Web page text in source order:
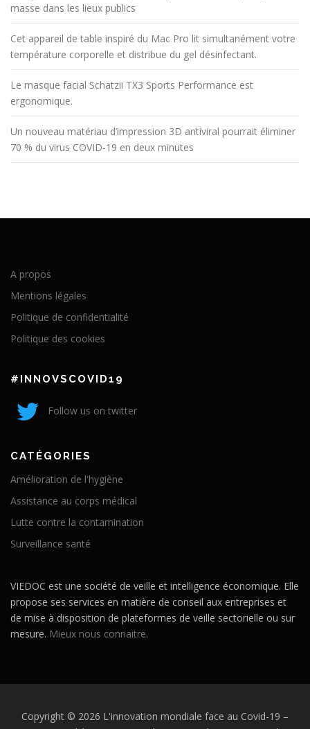
masse dans les lieux publics
Cet appareil de table inspiré du Mac Pro lit simultanément votre
température corporelle et distribue du gel désinfectant.
Le masque facial Schatzii TX3 Sports Performance est
ergonomique.
Un nouveau matériau d’impression 3D antiviral pourrait éliminer
70 % du virus COVID-19 en deux minutes
A propos
Mentions légales
Politique de confidentialité
Politique des cookies
#INNOVSCOVID19
Follow us on twitter
CATÉGORIES
Amélioration de l'hygiène
Assistance au corps médical
Lutte contre la contamination
Surveillance santé
VIEDOC est une société de veille et intelligence économique. Elle
propose ses services en matière de conseil aux entreprises et
de mise à disposition de plateformes de veille sectorielle ou sur
mesure. Mieux nous connaitre.
Copyright © 2026 L'innovation mondiale face au Covid-19 –